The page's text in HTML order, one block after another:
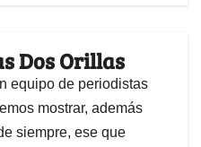
Dos Orillas
equipo de periodistas
mostrar, además
siempre, ese que